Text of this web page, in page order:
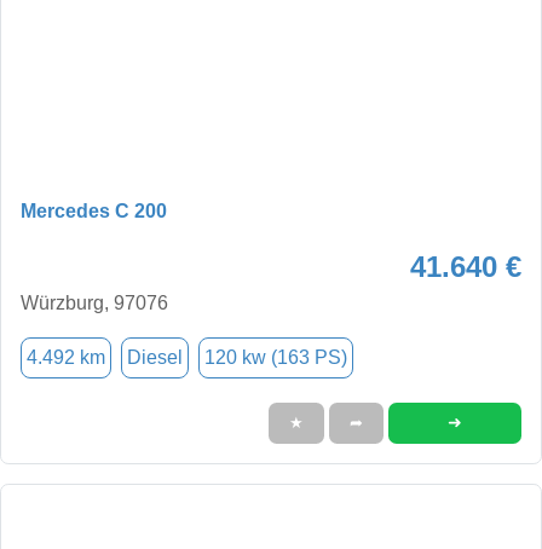
Mercedes C 200
41.640 €
Würzburg, 97076
4.492 km Diesel 120 kw (163 PS)
★ ➦ ➜